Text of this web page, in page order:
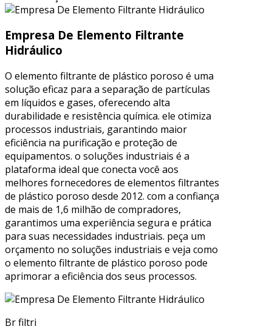
Empresa De Elemento Filtrante
Hidráulico
O elemento filtrante de plástico poroso é uma
solução eficaz para a separação de partículas
em líquidos e gases, oferecendo alta
durabilidade e resistência química. ele otimiza
processos industriais, garantindo maior
eficiência na purificação e proteção de
equipamentos. o soluções industriais é a
plataforma ideal que conecta você aos
melhores fornecedores de elementos filtrantes
de plástico poroso desde 2012. com a confiança
de mais de 1,6 milhão de compradores,
garantimos uma experiência segura e prática
para suas necessidades industriais. peça um
orçamento no soluções industriais e veja como
o elemento filtrante de plástico poroso pode
aprimorar a eficiência dos seus processos.
Br filtri